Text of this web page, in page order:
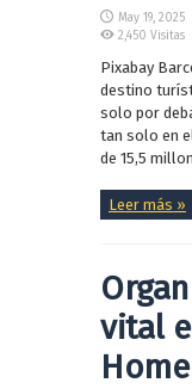
May 19, 2025
2,450 Visitas
Pixabay
destino
solo por
tan solo en
de 15,5
Leer más »
vital